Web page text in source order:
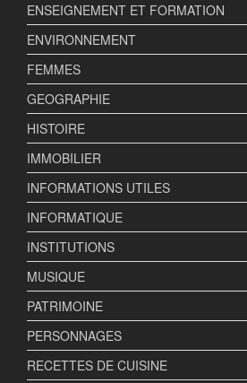
ENSEIGNEMENT ET FORMATION
ENVIRONNEMENT
FEMMES
GEOGRAPHIE
HISTOIRE
IMMOBILIER
INFORMATIONS UTILES
INFORMATIQUE
INSTITUTIONS
MUSIQUE
PATRIMOINE
PERSONNAGES
RECETTES DE CUISINE